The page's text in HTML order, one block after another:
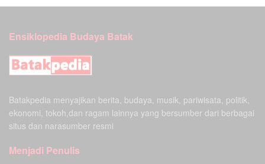
Ensiklopedia Budaya Batak
Batakpedia menyajikan berita, budaya, musik, pariwisata, politik,
ekonomi, tokoh,dan ragam lainnya yang bersumber dari berbagai
situs dan narasumber resmi
Menjadi Penulis